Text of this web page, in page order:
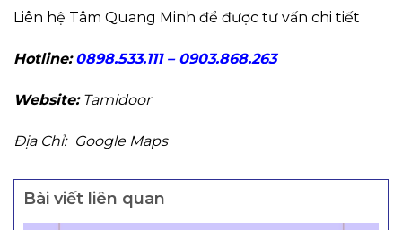
Liên hệ Tâm Quang Minh để được tư vấn chi tiết
Hotline: 0898.533.111 – 0903.868.263
Website: Tamidoor
Địa Chỉ: Google Maps
Bài viết liên quan